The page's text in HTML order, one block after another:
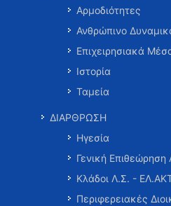
Αρμοδιότητες
Ανθρώπινο
Επιχειρησιακά
Ιστορία
Ταμεία
ΔΙΑΡΘΡΩΣΗ
Ηγεσία
Γενική
Κλάδοι Λ.Σ. -
Περιφερειακές